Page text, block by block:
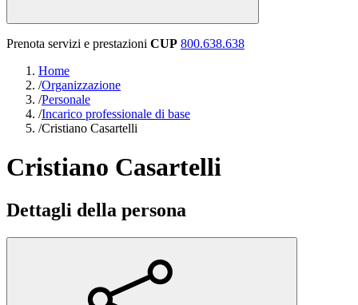
Prenota servizi e prestazioni CUP 800.638.638
Home
/Organizzazione
/Personale
/Incarico professionale di base
/Cristiano Casartelli
Cristiano Casartelli
Dettagli della persona